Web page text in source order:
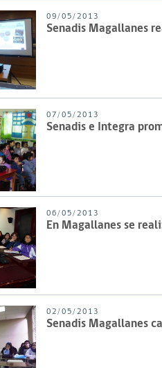
09/05/2013
Senadis Magallanes
07/05/2013
Senadis e Integra
06/05/2013
En Magallanes se
02/05/2013
Senadis Magallanes